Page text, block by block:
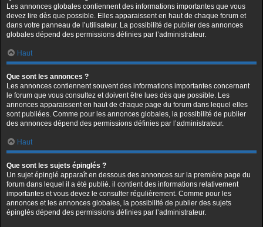
Les annonces globales contiennent des informations importantes que vous
devez lire dès que possible. Elles apparaissent en haut de chaque forum et
dans votre panneau de l’utilisateur. La possibilité de publier des annonces
globales dépend des permissions définies par l’administrateur.
Haut
Que sont les annonces ?
Les annonces contiennent souvent des informations importantes concernant
le forum que vous consultez et doivent être lues dès que possible. Les
annonces apparaissent en haut de chaque page du forum dans lequel elles
sont publiées. Comme pour les annonces globales, la possibilité de publier
des annonces dépend des permissions définies par l’administrateur.
Haut
Que sont les sujets épinglés ?
Un sujet épinglé apparaît en dessous des annonces sur la première page du
forum dans lequel il a été publié. il contient des informations relativement
importantes et vous devez le consulter régulièrement. Comme pour les
annonces et les annonces globales, la possibilité de publier des sujets
épinglés dépend des permissions définies par l’administrateur.